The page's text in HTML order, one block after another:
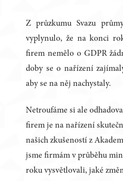
Z průzkumu Svazu
vyplynulo, že na konci
firem nemělo o GDPR
doby se o nařízení
aby se na něj nachystaly.
Netroufáme si ale
firem je na nařízení
našich zkušeností z
jsme firmám v průběhu
roku vysvětlovali, jaké